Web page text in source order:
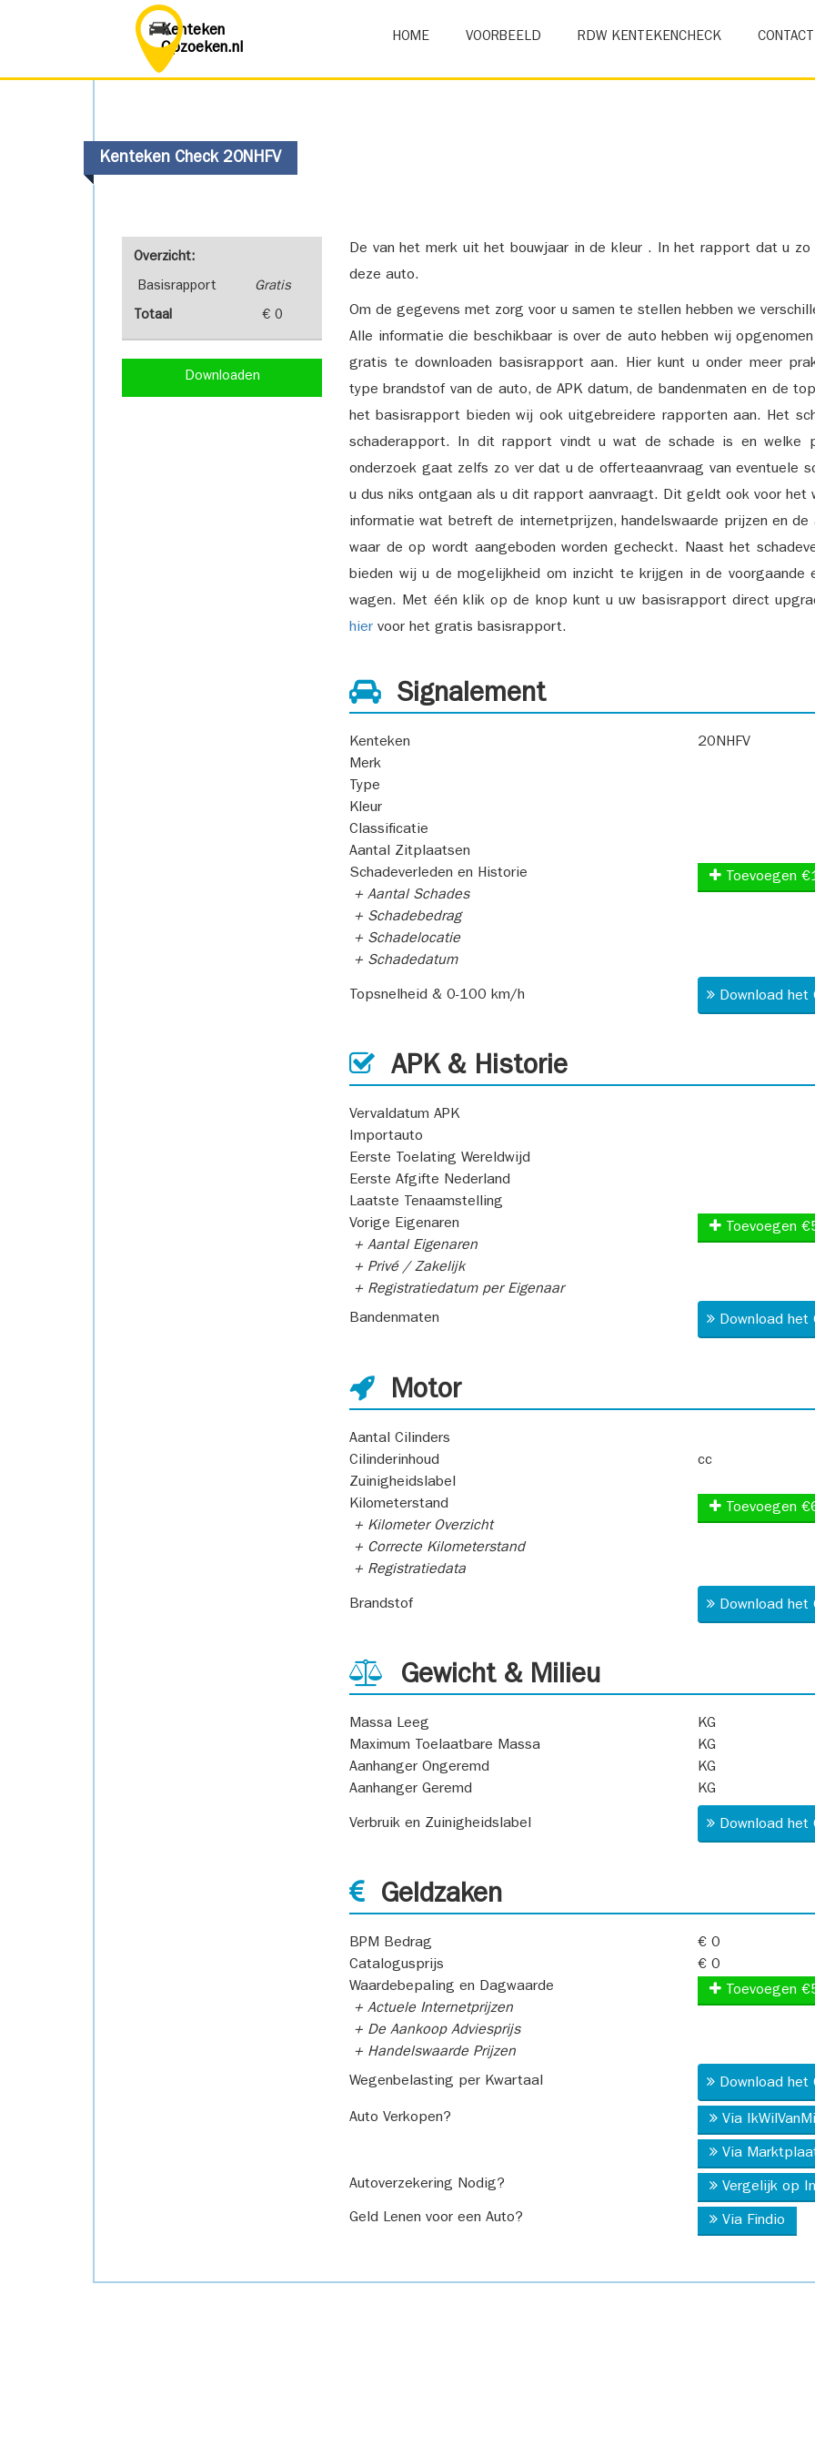
Kenteken
Opzoeken.nl
HOME VOORBEELD RDW KENTEKENCHECK CONTACT
Kenteken Check 20NHFV
Overzicht:
Basisrapport Gratis
Totaal € 0
Downloaden
De van het merk uit het bouwjaar in de kleur . In het rapport dat u
deze auto.
Om de gegevens met zorg voor u samen te stellen hebben we
Alle informatie die beschikbaar is over de auto hebben wij
gratis te downloaden basisrapport aan. Hier kunt u onder meer
type brandstof van de auto, de APK datum, de bandenmaten en de
het basisrapport bieden wij ook uitgebreidere rapporten aan. Het
schaderapport. In dit rapport vindt u wat de schade is en welke
onderzoek gaat zelfs zo ver dat u de offerteaanvraag van eventuele
u dus niks ontgaan als u dit rapport aanvraagt. Dit geldt ook voor
informatie wat betreft de internetprijzen, handelswaarde prijzen en
waar de op wordt aangeboden worden gecheckt. Naast het
bieden wij u de mogelijkheid om inzicht te krijgen in de voorgaande
wagen. Met één klik op de knop kunt u uw basisrapport direct
hier voor het gratis basisrapport.
Signalement
Kenteken
20NHFV
Merk
Type
Kleur
Classificatie
Aantal Zitplaatsen
Schadeverleden en Historie
+ Aantal Schades
+ Schadebedrag
+ Schadelocatie
+ Schadedatum
Toevoegen
Topsnelheid & 0-100 km/h Download
APK & Historie
Vervaldatum APK
Importauto
Eerste Toelating Wereldwijd
Eerste Afgifte Nederland
Laatste Tenaamstelling
Vorige Eigenaren
+ Aantal Eigenaren
+ Privé / Zakelijk
+ Registratiedatum per Eigenaar
Toevoegen
Bandenmaten Download
Motor
Aantal Cilinders
Cilinderinhoud
cc
Zuinigheidslabel
Kilometerstand
+ Kilometer Overzicht
+ Correcte Kilometerstand
+ Registratiedata
Toevoegen
Brandstof Download
Gewicht & Milieu
Massa Leeg
KG
Maximum Toelaatbare Massa
KG
Aanhanger Ongeremd
KG
Aanhanger Geremd
KG
Verbruik en Zuinigheidslabel Download
Geldzaken
BPM Bedrag
€ 0
Catalogusprijs
€ 0
Waardebepaling en Dagwaarde
+ Actuele Internetprijzen
+ De Aankoop Adviesprijs
+ Handelswaarde Prijzen
Toevoegen
Wegenbelasting per Kwartaal Download
Auto Verkopen? Via
Via
Autoverzekering Nodig? Vergelijk op
Geld Lenen voor een Auto? Via Findio